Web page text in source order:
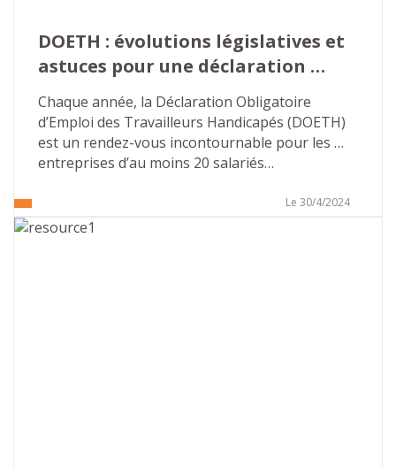
DOETH : évolutions législatives et
astuces pour une déclaration
réussie
Chaque année, la Déclaration Obligatoire
d’Emploi des Travailleurs Handicapés (DOETH)
est un rendez-vous incontournable pour les
entreprises d’au moins 20 salariés…
Le 30/4/2024